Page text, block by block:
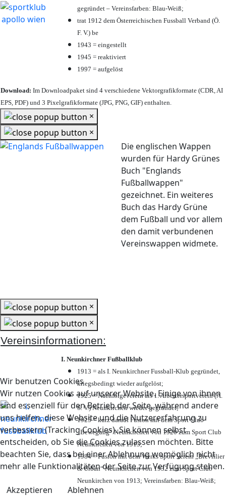
Wir benutzen Cookies
Wir nutzen Cookies auf unserer Website. Einige von ihnen
sind essenziell für den Betrieb der Seite, während andere
uns helfen, diese Website und die Nutzererfahrung zu
verbessern (Tracking Cookies). Sie können selbst
entscheiden, ob Sie die Cookies zulassen möchten. Bitte
beachten Sie, dass bei einer Ablehnung womöglich nicht
mehr alle Funktionalitäten der Seite zur Verfügung stehen.
Akzeptieren
Ablehnen
gegründet – Vereinsfarben: Blau-Weiß;
trat 1912 dem Österreichischen Fussball Verband (Ö.
F. V.) be
1943 = eingestellt
1945 = reaktiviert
1997 = aufgelöst
Download: Im Downloadpaket sind 4 verschiedene Vektorgrafikformate (CDR, AI
EPS, PDF) und 3 Pixelgrafikformate (JPG, PNG, GIF) enthalten.
×
×
Die englischen Wappen
wurden für Hardy Grünes
Buch "Englands
Fußballwappen"
gezeichnet. Ein weiteres
Buch das Hardy Grüne
dem Fußball und vor allem
den damit verbundenen
Vereinswappen widmete.
×
×
Vereinsinformationen:
I. Neunkirchner Fußballklub
1913 = als I. Neunkirchner Fussball-Klub gegründet,
kriegsbedingt wieder aufgelöst;
1925 = Nachfolgeverein als 1. Arbeitersportverein (A.
S. V.) Neunkirchen wieder gegründet;
1925 = kurz darauf Fusion mit dem Sport Club
„Bewegung“ Neunkirchen von 1920 zum Sport Club
Neunkirchen von 1913;
1984 = Fusion mit dem Werks Sport Verein „Brevillier
& Urban“ Neunkirchen von 1932 zum Sport Club
Neunkirchen von 1913; Vereinsfarben: Blau-Weiß;